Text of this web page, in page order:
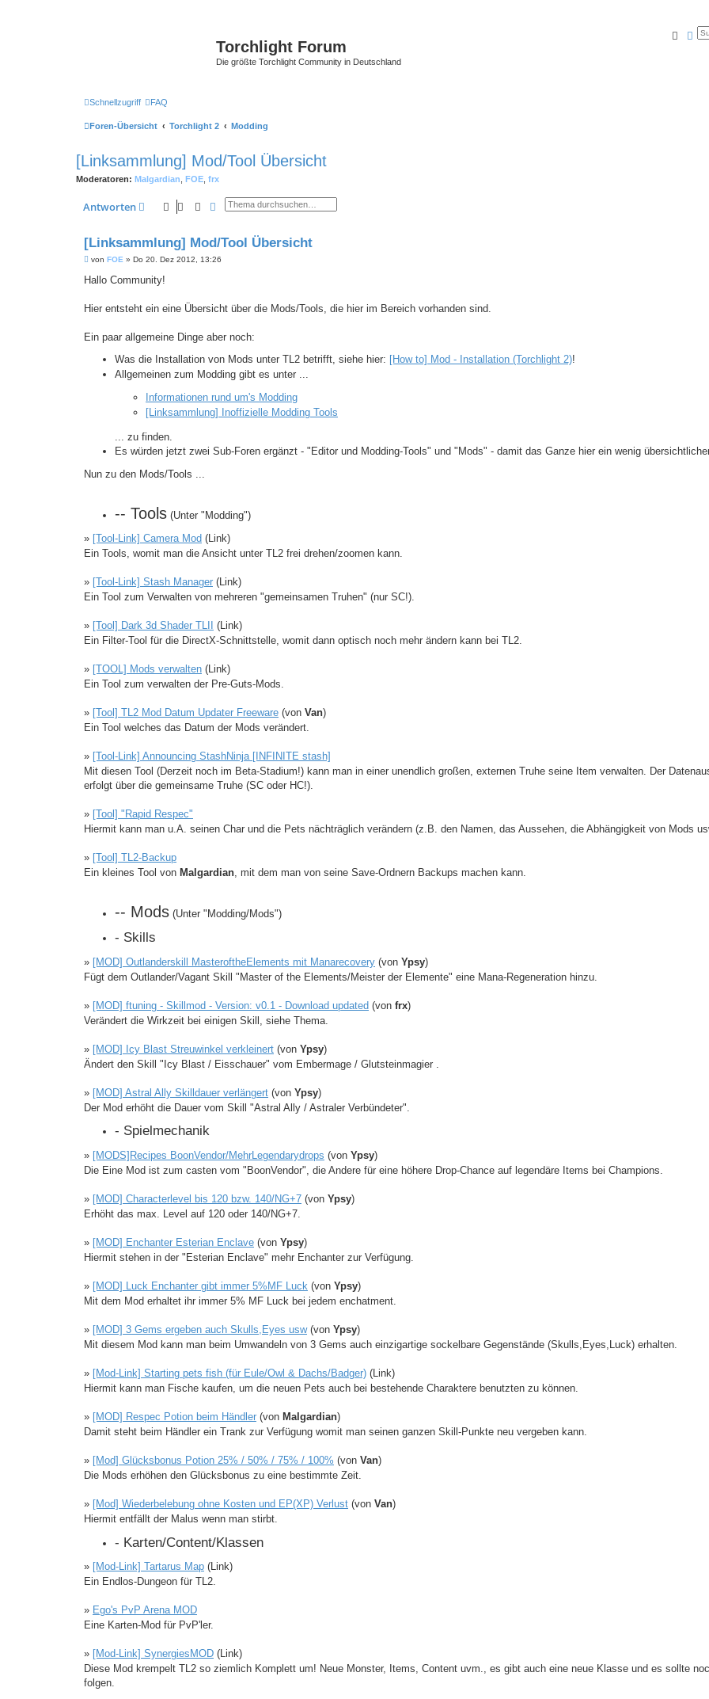
Torchlight Forum
Die größte Torchlight Community in Deutschland
Suche
Schnellzugriff FAQ
Foren-Übersicht Torchlight 2 Modding
[Linksammlung] Mod/Tool Übersicht
Moderatoren: Malgardian FOE frx
Antworten SucheErweiterte Suche
[Linksammlung] Mod/Tool Übersicht
B
i
a
von FOE » Do 20. Dez 2012, 13:26
Hallo Community!
Hier entsteht ein eine Übersicht über die Mods/Tools, die hier im Bereich vorhanden sind.
Ein paar allgemeine Dinge aber noch:
Was die Installation von Mods unter TL2 betrifft, siehe hier: [How to] Mod - Installation (Torchlight 2)!
Allgemeinen zum Modding gibt es unter ...
Informationen rund um's Modding
[Linksammlung] Inoffizielle Modding Tools
... zu finden.
Es würden jetzt zwei Sub-Foren ergänzt - "Editor und Modding-Tools" und "Mods" - damit das Ganze hier ein wenig
Nun zu den Mods/Tools ...
-- Tools (Unter "Modding")
» [Tool-Link] Camera Mod (Link)
Ein Tools, womit man die Ansicht unter TL2 frei drehen/zoomen kann.
» [Tool-Link] Stash Manager (Link)
Ein Tool zum Verwalten von mehreren "gemeinsamen Truhen" (nur SC!).
» [Tool] Dark 3d Shader TLII
(Link)
Ein Filter-Tool für die DirectX-Schnittstelle, womit dann optisch noch mehr ändern kann bei TL2.
» [TOOL] Mods verwalten (Link)
Ein Tool zum verwalten der Pre-Guts-Mods.
» [Tool] TL2 Mod Datum Updater Freeware (von Van)
Ein Tool welches das Datum der Mods verändert.
» [Tool-Link] Announcing StashNinja [INFINITE stash]
Mit diesen Tool (Derzeit noch im Beta-Stadium!) kann man in einer unendlich großen, externen Truhe seine Item verwalten. Der
erfolgt über die gemeinsame Truhe (SC oder HC!).
» [Tool] "Rapid Respec"
Hiermit kann man u.A. seinen Char und die Pets nächträglich verändern (z.B. den Namen, das Aussehen, die Abhängigkeit von Mods
» [Tool] TL2-Backup
Ein kleines Tool von Malgardian, mit dem man von seine Save-Ordnern Backups machen kann.
-- Mods (Unter "Modding/Mods")
- Skills
» [MOD] Outlanderskill MasteroftheElements mit Manarecovery (von Ypsy)
Fügt dem Outlander/Vagant Skill "Master of the Elements/Meister der Elemente" eine Mana-Regeneration hinzu.
» [MOD] ftuning - Skillmod - Version: v0.1 - Download updated (von frx)
Verändert die Wirkzeit bei einigen Skill, siehe Thema.
» [MOD] Icy Blast Streuwinkel verkleinert (von Ypsy)
Ändert den Skill "Icy Blast / Eisschauer" vom Embermage / Glutsteinmagier .
» [MOD] Astral Ally Skilldauer verlängert (von Ypsy)
Der Mod erhöht die Dauer vom Skill "Astral Ally / Astraler Verbündeter".
- Spielmechanik
» [MODS]Recipes BoonVendor/MehrLegendarydrops (von Ypsy)
Die Eine Mod ist zum casten vom "BoonVendor", die Andere für eine höhere Drop-Chance auf legendäre Items bei Champions.
» [MOD] Characterlevel bis 120 bzw. 140/NG+7 (von Ypsy)
Erhöht das max. Level auf 120 oder 140/NG+7.
» [MOD] Enchanter Esterian Enclave (von Ypsy)
Hiermit stehen in der "Esterian Enclave" mehr Enchanter zur Verfügung.
» [MOD] Luck Enchanter gibt immer 5%MF Luck (von Ypsy)
Mit dem Mod erhaltet ihr immer 5% MF Luck bei jedem enchatment.
» [MOD] 3 Gems ergeben auch Skulls,Eyes usw(von Ypsy)
Mit diesem Mod kann man beim Umwandeln von 3 Gems auch einzigartige sockelbare Gegenstände (Skulls,Eyes,Luck) erhalten.
» [Mod-Link] Starting pets fish (für Eule/Owl & Dachs/Badger) (Link)
Hiermit kann man Fische kaufen, um die neuen Pets auch bei bestehende Charaktere benutzten zu können.
» [MOD] Respec Potion beim Händler (von Malgardian)
Damit steht beim Händler ein Trank zur Verfügung womit man seinen ganzen Skill-Punkte neu vergeben kann.
» [Mod] Glücksbonus Potion 25% / 50% / 75% / 100% (von Van)
Die Mods erhöhen den Glücksbonus zu eine bestimmte Zeit.
» [Mod] Wiederbelebung ohne Kosten und EP(XP) Verlust (von Van)
Hiermit entfällt der Malus wenn man stirbt.
- Karten/Content/Klassen
» [Mod-Link] Tartarus Map (Link)
Ein Endlos-Dungeon für TL2.
» Ego's PvP Arena MOD
Eine Karten-Mod für PvP'ler.
» [Mod-Link] SynergiesMOD (Link)
Diese Mod krempelt TL2 so ziemlich Komplett um! Neue Monster, Items, Content uvm., es gibt auch eine neue Klasse und es sollte
folgen.